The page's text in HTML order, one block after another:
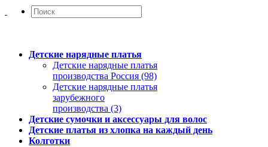
Детские нарядные платья
Детские нарядные платья
производства Россия (98)
Детские нарядные платья
зарубежного
производства (3)
Детские сумочки и аксессуары для волос
Детские платья из хлопка на каждый день
Колготки